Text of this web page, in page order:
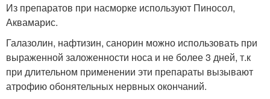
Из препаратов при насморке используют Пиносол,
Аквамарис.
Галазолин, нафтизин, санорин можно использовать при
выраженной заложенности носа и не более 3 дней, т.к
при длительном применении эти препараты вызывают
атрофию обонятельных нервных окончаний.